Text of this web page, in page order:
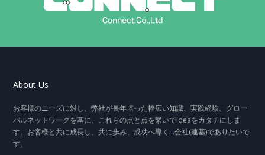
About Us
お客様のニーズに対し、弊社が長年培った幅広い知識、実践経験、グロー
バルネットワークを基に、これらの点と点を繋いでIdeaをカタチにしま
す。お客様と共に成長し、共に歩み、成功へ導く…会社(連基)でありたいで
す。